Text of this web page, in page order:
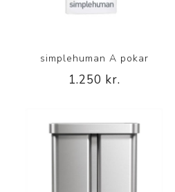
simplehuman A pokar
1.250 kr.